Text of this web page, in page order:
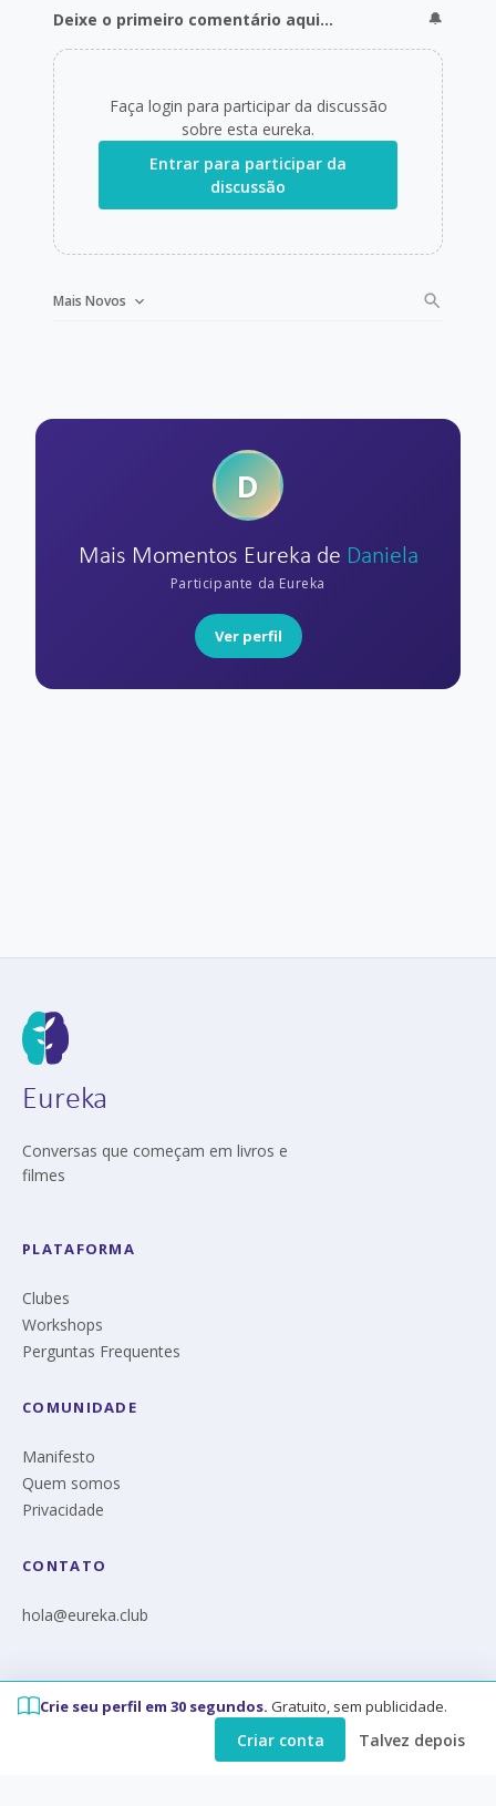
Deixe o primeiro comentário aqui... 🔔
Faça login para participar da discussão
sobre esta eureka.
Entrar para participar da
discussão
Mais Novos
D
Mais Momentos Eureka de Daniela
Participante da Eureka
Ver perfil
Eureka
Conversas que começam em livros e
filmes
PLATAFORMA
Clubes
Workshops
Perguntas Frequentes
COMUNIDADE
Manifesto
Quem somos
Privacidade
CONTATO
hola@eureka.club
© Eureka 2026
Crie seu perfil em 30 segundos. Gratuito, sem publicidade.
Criar conta Talvez depois